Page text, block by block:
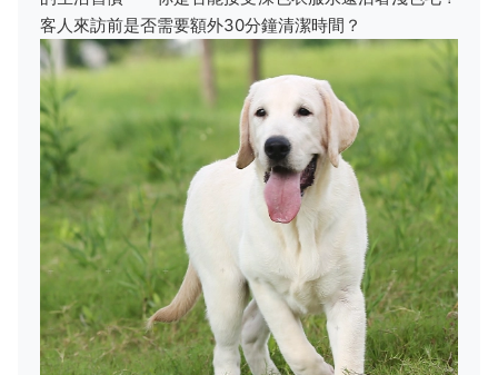
客人來訪前是否需要額外30分鐘清潔時間？